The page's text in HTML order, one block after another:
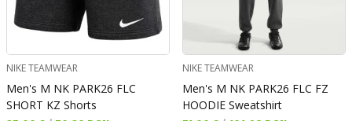
NIKE TEAMWEAR
Men's M NK PARK26 FLC
SHORT KZ Shorts
NIKE TEAMWEAR
Men's M NK PARK26 FLC FZ
HOODIE Sweatshirt